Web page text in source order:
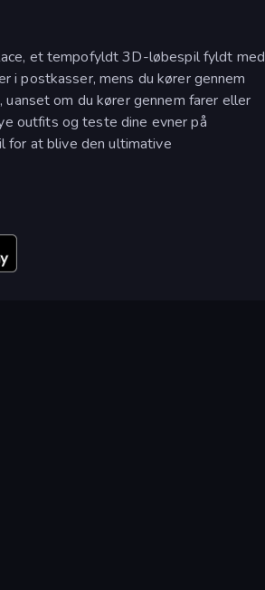
et tempofyldt 3D-løbespil fyldt med
i postkasser, mens du kører gennem
om du kører gennem farer eller
outfits og teste dine evner på
for at blive den ultimative